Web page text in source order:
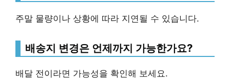
주말 물량이나 상황에 따라 지연될 수 있습니다.
배송지 변경은 언제까지 가능한가요?
배달 전이라면 가능성을 확인해 보세요.